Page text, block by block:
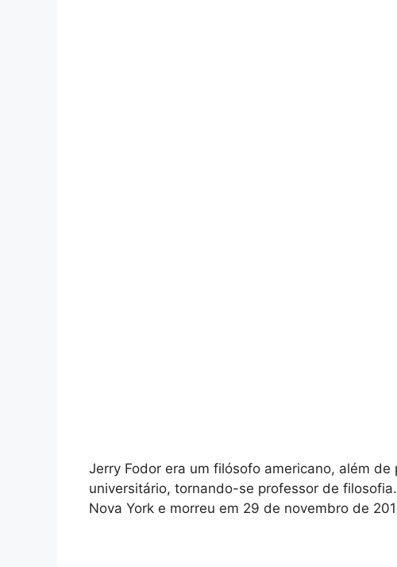
Jerry Fodor era um filósofo americano, além
universitário, tornando-se professor de
Nova York e morreu em 29 de novembro de